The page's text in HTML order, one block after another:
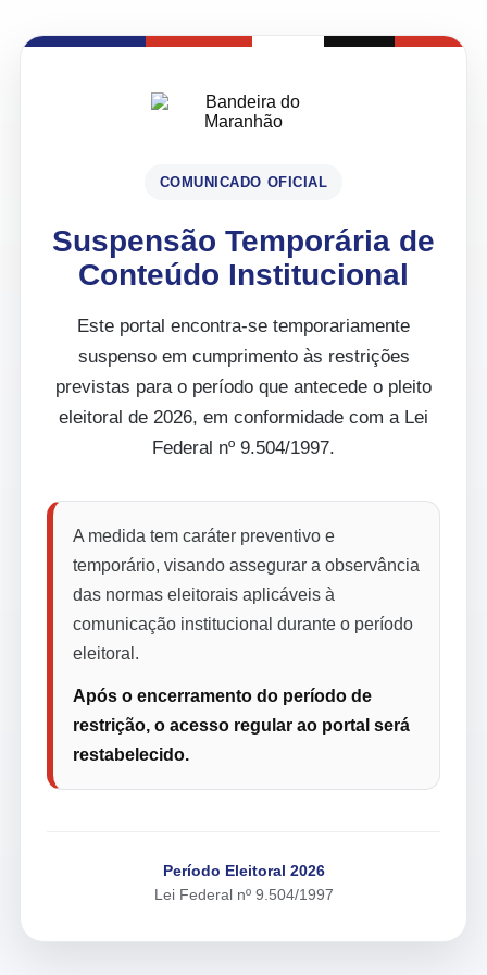
COMUNICADO OFICIAL
Suspensão Temporária de
Conteúdo Institucional
Este portal encontra-se temporariamente
suspenso em cumprimento às restrições
previstas para o período que antecede o pleito
eleitoral de 2026, em conformidade com a Lei
Federal nº 9.504/1997.
A medida tem caráter preventivo e
temporário, visando assegurar a observância
das normas eleitorais aplicáveis à
comunicação institucional durante o período
eleitoral.
Após o encerramento do período de
restrição, o acesso regular ao portal será
restabelecido.
Período Eleitoral 2026
Lei Federal nº 9.504/1997